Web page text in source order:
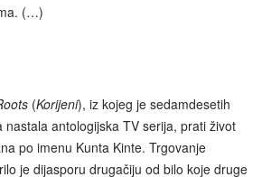
(…)
(Korijeni), iz kojeg je sedamdesetih
antologijska TV serija, prati život
po imenu Kunta Kinte. Trgovanje
je dijasporu drugačiju od bilo koje druge